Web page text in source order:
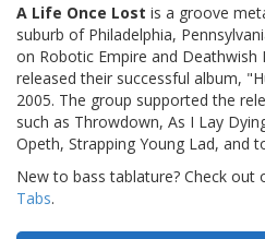
A Life Once Lost is a groove
suburb of Philadelphia,
on Robotic Empire and Deathwish
released their successful album,
2005. The group supported the
such as Throwdown, As I Lay
Opeth, Strapping Young Lad, and
New to bass tablature? Check out
Tabs.